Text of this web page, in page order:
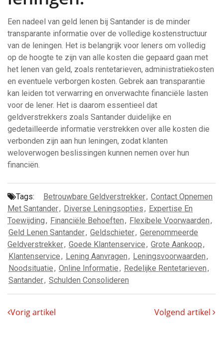
Een nadeel van geld lenen bij Santander is de minder
transparante informatie over de volledige kostenstructuur
van de leningen. Het is belangrijk voor leners om volledig
op de hoogte te zijn van alle kosten die gepaard gaan met
het lenen van geld, zoals rentetarieven, administratiekosten
en eventuele verborgen kosten. Gebrek aan transparantie
kan leiden tot verwarring en onverwachte financiële lasten
voor de lener. Het is daarom essentieel dat
geldverstrekkers zoals Santander duidelijke en
gedetailleerde informatie verstrekken over alle kosten die
verbonden zijn aan hun leningen, zodat klanten
weloverwogen beslissingen kunnen nemen over hun
financiën.
Tags: Betrouwbare Geldverstrekker, Contact Opnemen
Met Santander, Diverse Leningsopties, Expertise En
Toewijding, Financiële Behoeften, Flexibele Voorwaarden,
Geld Lenen Santander, Geldschieter, Gerenommeerde
Geldverstrekker, Goede Klantenservice, Grote Aankoop,
Klantenservice, Lening Aanvragen, Leningsvoorwaarden,
Noodsituatie, Online Informatie, Redelijke Rentetarieven,
Santander, Schulden Consolideren
Vorig artikel Volgend artikel